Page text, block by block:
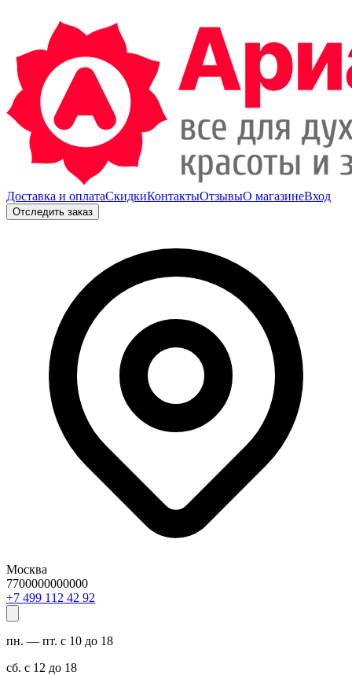
Доставка и оплатаСкидкиКонтактыОтзывыО магазинеВход
Отследить заказ
Москва
7700000000000
29 24 211 994 7+
пн. — пт. с 10 до 18
сб. с 12 до 18